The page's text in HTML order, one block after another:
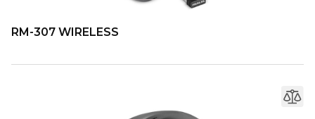
RM-307 WIRELESS